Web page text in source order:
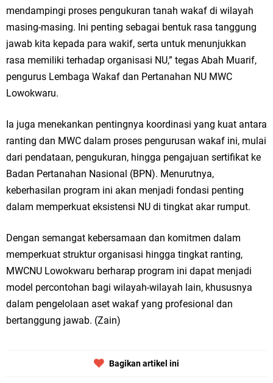
mendampingi proses pengukuran tanah wakaf di wilayah
masing-masing. Ini penting sebagai bentuk rasa tanggung
jawab kita kepada para wakif, serta untuk menunjukkan
rasa memiliki terhadap organisasi NU,” tegas Abah Muarif,
pengurus Lembaga Wakaf dan Pertanahan NU MWC
Lowokwaru.
Ia juga menekankan pentingnya koordinasi yang kuat antara
ranting dan MWC dalam proses pengurusan wakaf ini, mulai
dari pendataan, pengukuran, hingga pengajuan sertifikat ke
Badan Pertanahan Nasional (BPN). Menurutnya,
keberhasilan program ini akan menjadi fondasi penting
dalam memperkuat eksistensi NU di tingkat akar rumput.
Dengan semangat kebersamaan dan komitmen dalam
memperkuat struktur organisasi hingga tingkat ranting,
MWCNU Lowokwaru berharap program ini dapat menjadi
model percontohan bagi wilayah-wilayah lain, khususnya
dalam pengelolaan aset wakaf yang profesional dan
bertanggung jawab. (Zain)
Bagikan artikel ini